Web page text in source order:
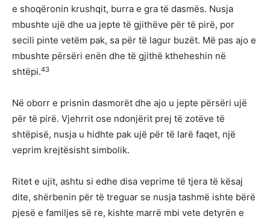
e shoqëronin krushqit, burra e gra të dasmës. Nusja
mbushte ujë dhe ua jepte të gjithëve për të pirë, por
secili pinte vetëm pak, sa për të lagur buzët. Më pas ajo e
mbushte përsëri enën dhe të gjithë ktheheshin në
shtëpi.43
Në oborr e prisnin dasmorët dhe ajo u jepte përsëri ujë
për të pirë. Vjehrrit ose ndonjërit prej të zotëve të
shtëpisë, nusja u hidhte pak ujë për të larë faqet, një
veprim krejtësisht simbolik.
Ritet e ujit, ashtu si edhe disa veprime të tjera të kësaj
dite, shërbenin për të treguar se nusja tashmë ishte bërë
pjesë e familjes së re, kishte marrë mbi vete detyrën e